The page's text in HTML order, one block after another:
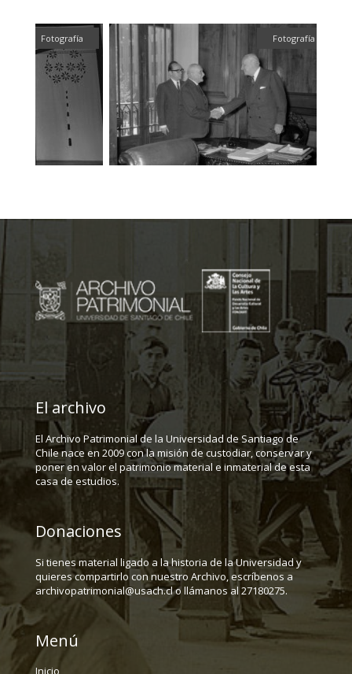
Fotografía
El archivo
El Archivo Patrimonial de la Universidad de Santiago de
Chile nace en 2009 con la misión de custodiar, conservar y
poner en valor el patrimonio material e inmaterial de esta
casa de estudios.
Donaciones
Si tienes material ligado a la historia de la Universidad y
quieres compartirlo con nuestro Archivo, escríbenos a
archivopatrimonial@usach.cl o llámanos al 27180275.
Menú
Inicio